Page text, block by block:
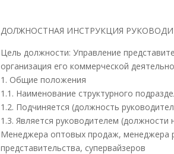
ДОЛЖНОСТНАЯ ИНСТРУКЦИЯ
Цель должности: Управление
организация его коммерческой
1. Общие положения
1.1. Наименование структурного
1.2. Подчиняется (должность
1.3. Является руководителем (должности
Менеджера оптовых продаж, менеджера
представительства, супервайзеров